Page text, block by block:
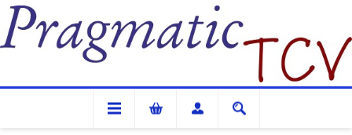
Pragmatic TCV